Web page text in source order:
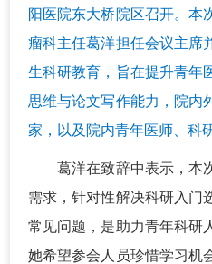
阳医院东大桥院区召开。本
瘤科主任葛洋担任会议主席
生科研教育，旨在提升青年
思维与论文写作能力，院内
家，以及院内青年医师、科
葛洋在致辞中表示，本
需求，针对性解决科研入门
常见问题，是助力青年科研
她希望参会人员珍惜学习机